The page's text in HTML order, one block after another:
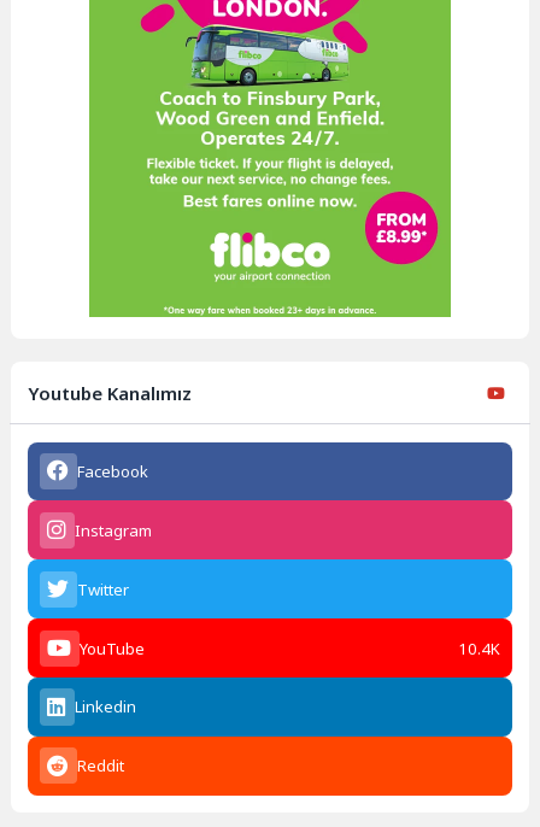
Youtube Kanalımız
Facebook
Instagram
Twitter
YouTube 10.4K
Linkedin
Reddit